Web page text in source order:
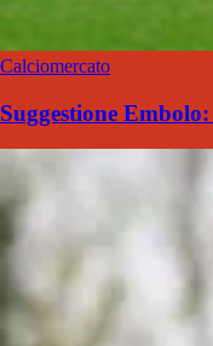
Calciomercato
Suggestione